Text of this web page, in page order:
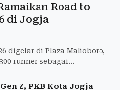
Road to
di Jogja
digelar di Plaza Malioboro,
runner sebagai
Z, PKB Kota Jogja